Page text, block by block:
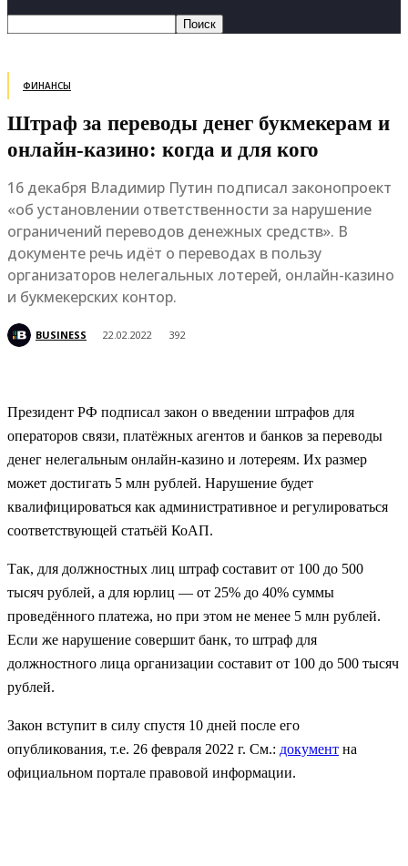
ФИНАНСЫ
Штраф за переводы денег букмекерам и
онлайн-казино: когда и для кого
16 декабря Владимир Путин подписал законопроект
«об установлении ответственности за нарушение
ограничений переводов денежных средств». В
документе речь идёт о переводах в пользу
организаторов нелегальных лотерей, онлайн-казино
и букмекерских контор.
BUSINESS 22.02.2022 392
Президент РФ подписал закон о введении штрафов для
операторов связи, платёжных агентов и банков за переводы
денег нелегальным онлайн-казино и лотереям. Их размер
может достигать 5 млн рублей. Нарушение будет
квалифицироваться как административное и регулироваться
соответствующей статьёй КоАП.
Так, для должностных лиц штраф составит от 100 до 500
тысяч рублей, а для юрлиц — от 25% до 40% суммы
проведённого платежа, но при этом не менее 5 млн рублей.
Если же нарушение совершит банк, то штраф для
должностного лица организации составит от 100 до 500 тысяч
рублей.
Закон вступит в силу спустя 10 дней после его
опубликования, т.е. 26 февраля 2022 г. См.: документ на
официальном портале правовой информации.